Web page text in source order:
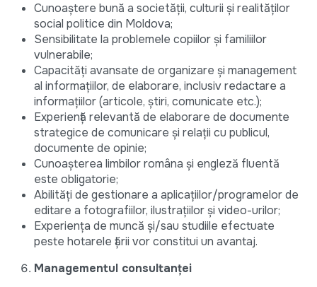
Cunoaștere bună a societății, culturii și realităților
social politice din Moldova;
Sensibilitate la problemele copiilor şi familiilor
vulnerabile;
Capacităţi avansate de organizare şi management
al informaţiilor, de elaborare, inclusiv redactare a
informațiilor (articole, știri, comunicate etc.);
Experiență relevantă de elaborare de documente
strategice de comunicare și relații cu publicul,
documente de opinie;
Cunoaşterea limbilor româna și engleză fluentă
este obligatorie;
Abilități de gestionare a aplicaţiilor/programelor de
editare a fotografiilor, ilustrațiilor și video-urilor;
Experiența de muncă și/sau studiile efectuate
peste hotarele țării vor constitui un avantaj.
Managementul consultanței